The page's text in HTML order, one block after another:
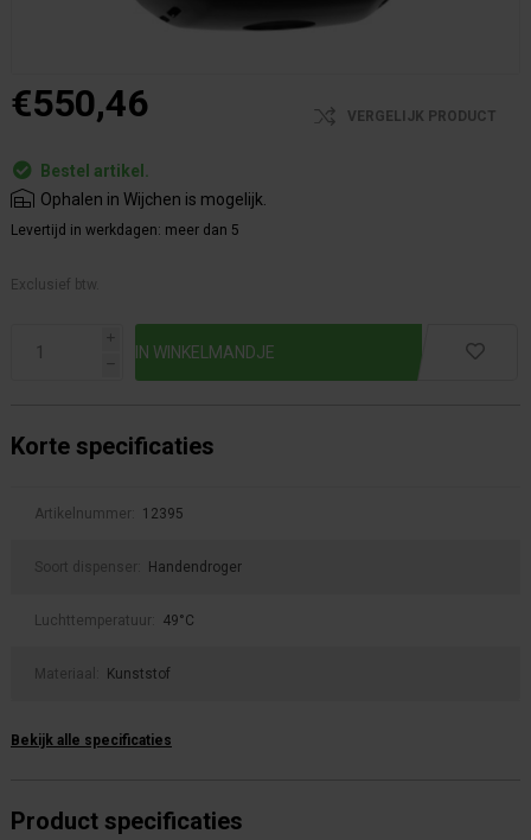
€550,46 VERGELIJK PRODUCT
Bestel artikel.
Ophalen in Wijchen is mogelijk.
Levertijd in werkdagen: meer dan 5
Exclusief btw.
i
h
Korte specificaties
Artikelnummer: 12395
Soort dispenser: Handendroger
Luchttemperatuur: 49°C
Materiaal: Kunststof
Bekijk alle specificaties
Product specificaties